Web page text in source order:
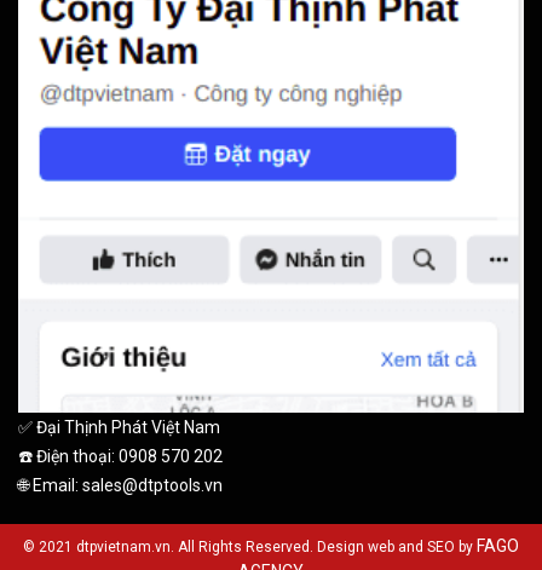
✅ Đại Thịnh Phát Việt Nam
☎️ Điện thoại: 0908 570 202
🌐 Email: sales@dtptools.vn
© 2021 dtpvietnam.vn. All Rights Reserved. Design web and SEO by FAGO